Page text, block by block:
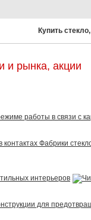
Купить
и рынка, акции
работы в связи с
Фабрики
интерьеров
для